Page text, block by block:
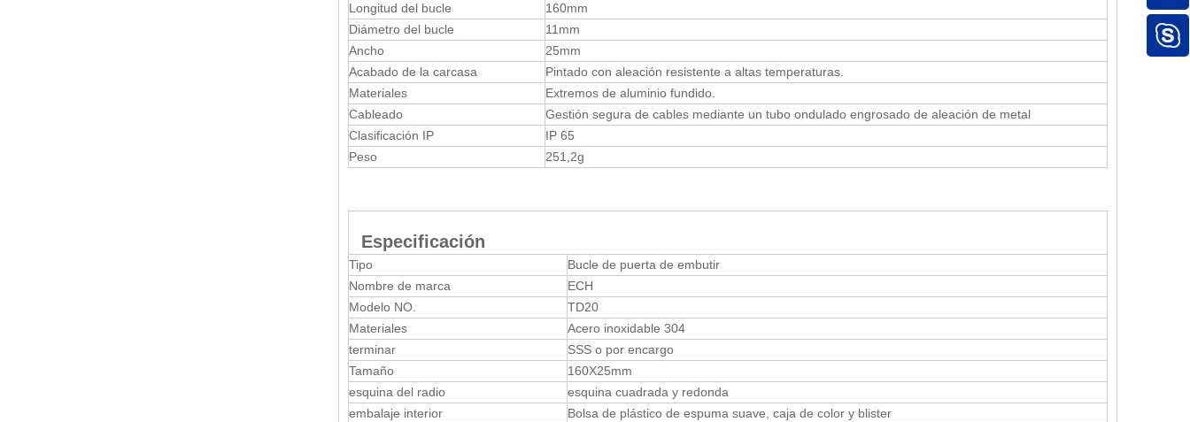
Longitud del bucle
160mm
Diámetro del bucle
11mm
Ancho
25mm
Acabado de la carcasa
Pintado con aleación resistente a altas temperaturas.
Materiales
Extremos de aluminio fundido.
Cableado
Gestión segura de cables mediante un tubo ondulado engrosado de aleación de metal
Clasificación IP
IP 65
Peso
251,2g
Especificación
Tipo
Bucle de puerta de embutir
Nombre de marca
ECH
Modelo NO.
TD20
Materiales
Acero inoxidable 304
terminar
SSS o por encargo
Tamaño
160X25mm
esquina del radio
esquina cuadrada y redonda
embalaje interior
Bolsa de plástico de espuma suave, caja de color y blister